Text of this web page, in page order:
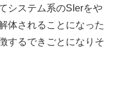
システム系のSIerをや
体されることになった
するできごとになりそ